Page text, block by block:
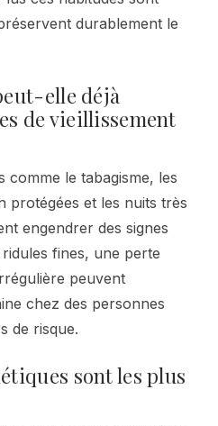
durablement le
elle déjà
de vieillissement
comme le tabagisme, les
protégées et les nuits très
engendrer des signes
fines, une perte
peuvent
chez des personnes
de risque.
sont les plus